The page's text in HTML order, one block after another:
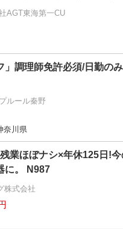
AGT東海第一CU
」調理師免許必須/日勤の
ルール秦野
奈川県
業ほぼナシ×年休125日!
に。 N987
株式会社